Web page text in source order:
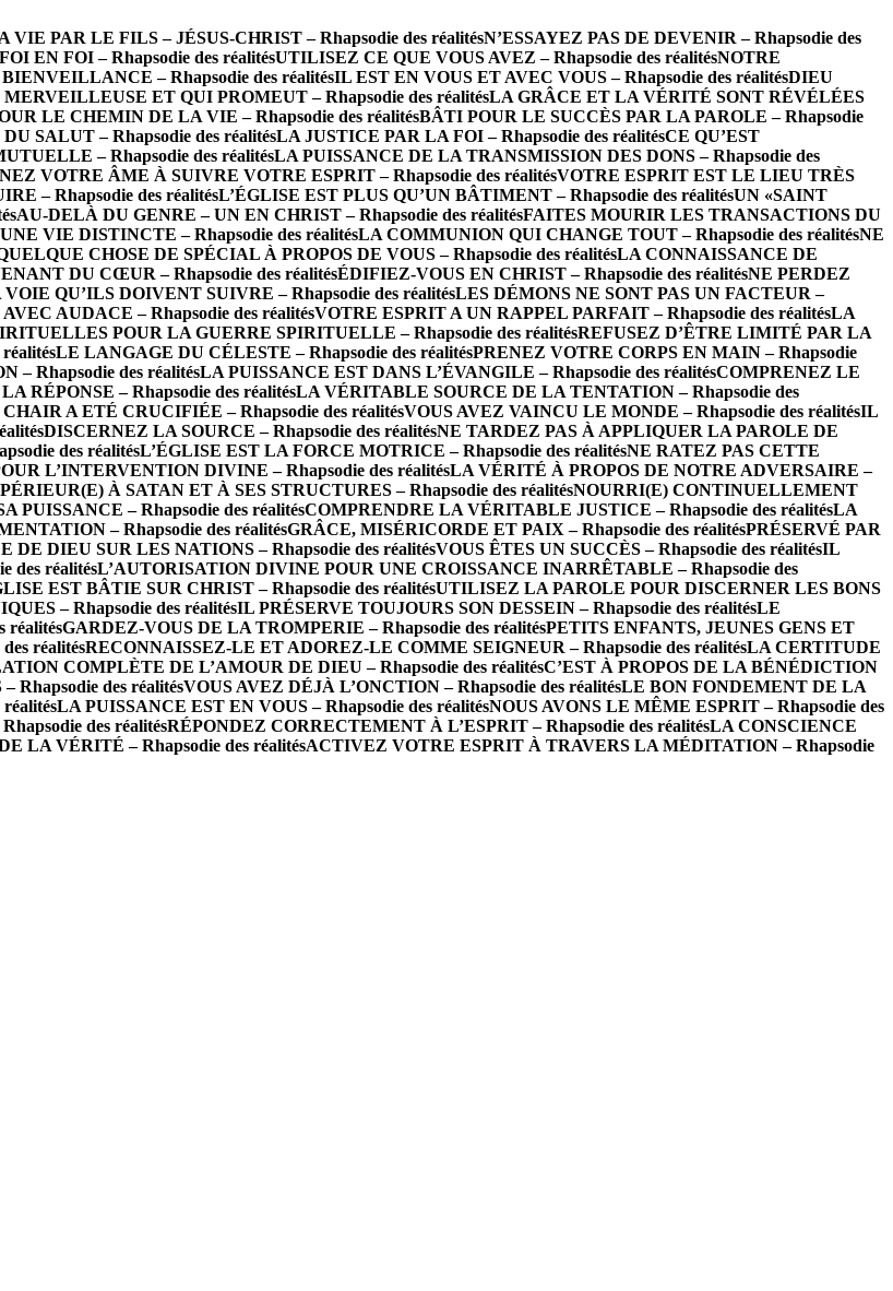
VIE PAR LE FILS – JÉSUS-CHRIST – Rhapsodie des réalitésN’ESSAYEZ PAS DE DEVENIR – Rhapsodie des
EN FOI – Rhapsodie des réalitésUTILISEZ CE QUE VOUS AVEZ – Rhapsodie des réalitésNOTRE
– Rhapsodie des réalitésIL EST EN VOUS ET AVEC VOUS – Rhapsodie des réalitésDIEU
ET QUI PROMEUT – Rhapsodie des réalitésLA GRÂCE ET LA VÉRITÉ SONT RÉVÉLÉES
LE CHEMIN DE LA VIE – Rhapsodie des réalitésBÂTI POUR LE SUCCÈS PAR LA PAROLE – Rhapsodie
SALUT – Rhapsodie des réalitésLA JUSTICE PAR LA FOI – Rhapsodie des réalitésCE QU’EST
– Rhapsodie des réalitésLA PUISSANCE DE LA TRANSMISSION DES DONS – Rhapsodie des
VOTRE ÂME À SUIVRE VOTRE ESPRIT – Rhapsodie des réalitésVOTRE ESPRIT EST LE LIEU TRÈS
– Rhapsodie des réalitésL’ÉGLISE EST PLUS QU’UN BÂTIMENT – Rhapsodie des réalitésUN «SAINT
AU-DELÀ DU GENRE – UN EN CHRIST – Rhapsodie des réalitésFAITES MOURIR LES TRANSACTIONS DU
VIE DISTINCTE – Rhapsodie des réalitésLA COMMUNION QUI CHANGE TOUT – Rhapsodie des réalitésNE
CHOSE DE SPÉCIAL À PROPOS DE VOUS – Rhapsodie des réalitésLA CONNAISSANCE DE
DU CŒUR – Rhapsodie des réalitésÉDIFIEZ-VOUS EN CHRIST – Rhapsodie des réalitésNE PERDEZ
QU’ILS DOIVENT SUIVRE – Rhapsodie des réalitésLES DÉMONS NE SONT PAS UN FACTEUR –
AUDACE – Rhapsodie des réalitésVOTRE ESPRIT A UN RAPPEL PARFAIT – Rhapsodie des réalitésLA
POUR LA GUERRE SPIRITUELLE – Rhapsodie des réalitésREFUSEZ D’ÊTRE LIMITÉ PAR LA
LE LANGAGE DU CÉLESTE – Rhapsodie des réalitésPRENEZ VOTRE CORPS EN MAIN – Rhapsodie
– Rhapsodie des réalitésLA PUISSANCE EST DANS L’ÉVANGILE – Rhapsodie des réalitésCOMPRENEZ LE
RÉPONSE – Rhapsodie des réalitésLA VÉRITABLE SOURCE DE LA TENTATION – Rhapsodie des
A ETÉ CRUCIFIÉE – Rhapsodie des réalitésVOUS AVEZ VAINCU LE MONDE – Rhapsodie des réalitésIL
DISCERNEZ LA SOURCE – Rhapsodie des réalitésNE TARDEZ PAS À APPLIQUER LA PAROLE DE
des réalitésL’ÉGLISE EST LA FORCE MOTRICE – Rhapsodie des réalitésNE RATEZ PAS CETTE
L’INTERVENTION DIVINE – Rhapsodie des réalitésLA VÉRITÉ À PROPOS DE NOTRE ADVERSAIRE –
À SATAN ET À SES STRUCTURES – Rhapsodie des réalitésNOURRI(E) CONTINUELLEMENT
PUISSANCE – Rhapsodie des réalitésCOMPRENDRE LA VÉRITABLE JUSTICE – Rhapsodie des réalitésLA
– Rhapsodie des réalitésGRÂCE, MISÉRICORDE ET PAIX – Rhapsodie des réalitésPRÉSERVÉ PAR
DIEU SUR LES NATIONS – Rhapsodie des réalitésVOUS ÊTES UN SUCCÈS – Rhapsodie des réalitésIL
des réalitésL’AUTORISATION DIVINE POUR UNE CROISSANCE INARRÊTABLE – Rhapsodie des
EST BÂTIE SUR CHRIST – Rhapsodie des réalitésUTILISEZ LA PAROLE POUR DISCERNER LES BONS
– Rhapsodie des réalitésIL PRÉSERVE TOUJOURS SON DESSEIN – Rhapsodie des réalitésLE
réalitésGARDEZ-VOUS DE LA TROMPERIE – Rhapsodie des réalitésPETITS ENFANTS, JEUNES GENS ET
réalitésRECONNAISSEZ-LE ET ADOREZ-LE COMME SEIGNEUR – Rhapsodie des réalitésLA CERTITUDE
COMPLÈTE DE L’AMOUR DE DIEU – Rhapsodie des réalitésC’EST À PROPOS DE LA BÉNÉDICTION
Rhapsodie des réalitésVOUS AVEZ DÉJÀ L’ONCTION – Rhapsodie des réalitésLE BON FONDEMENT DE LA
LA PUISSANCE EST EN VOUS – Rhapsodie des réalitésNOUS AVONS LE MÊME ESPRIT – Rhapsodie des
des réalitésRÉPONDEZ CORRECTEMENT À L’ESPRIT – Rhapsodie des réalitésLA CONSCIENCE
LA VÉRITÉ – Rhapsodie des réalitésACTIVEZ VOTRE ESPRIT À TRAVERS LA MÉDITATION – Rhapsodie